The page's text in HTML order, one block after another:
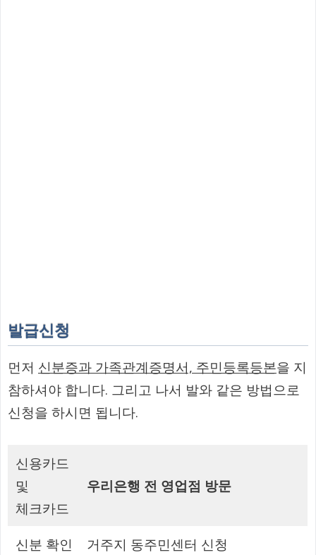
발급신청
먼저 신분증과 가족관계증명서, 주민등록등본을 지
참하셔야 합니다. 그리고 나서 발와 같은 방법으로
신청을 하시면 됩니다.
신용카드
및
체크카드
우리은행 전 영업점 방문
신분 확인
거주지 동주민센터 신청